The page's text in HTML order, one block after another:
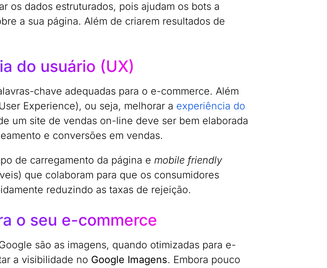
os dados estruturados, pois ajudam os bots a
a sua página. Além de criarem resultados de
do usuário (UX)
chave adequadas para o e-commerce. Além
Experience), ou seja, melhorar a experiência do
um site de vendas on-line deve ser bem elaborada
e conversões em vendas.
de carregamento da página e mobile friendly
que colaboram para que os consumidores
reduzindo as taxas de rejeição.
o seu e-commerce
são as imagens, quando otimizadas para e-
a visibilidade no Google Imagens. Embora pouco